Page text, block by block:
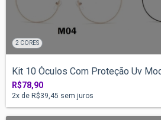
2 CORES
Kit 10 Óculos Com Proteção Uv
R$78,90
2x de R$39,45 sem juros